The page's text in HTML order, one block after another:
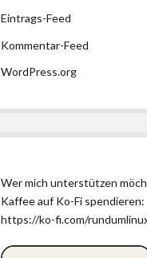
Eintrags-Feed
Kommentar-Feed
WordPress.org
Wer mich unterstützen
Kaffee auf Ko-Fi spendieren:
https://ko-fi.com/